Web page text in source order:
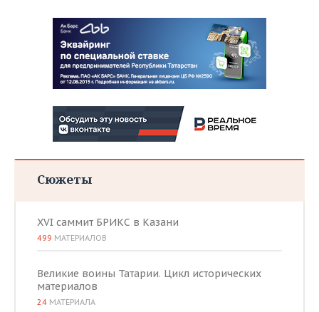
Сюжеты
XVI саммит БРИКС в Казани
499 МАТЕРИАЛОВ
Великие воины Татарии. Цикл исторических
материалов
24 МАТЕРИАЛА